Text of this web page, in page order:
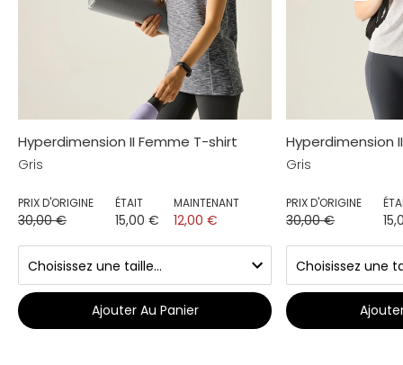
Hyperdimension II Femme T-shirt
Gris
PRIX D'ORIGINE
30,00 €
ÉTAIT
15,00 €
MAINTENANT
12,00 €
Ajouter Au Panier
Hyperdimension
Gris
PRIX D'ORIGINE
30,00 €